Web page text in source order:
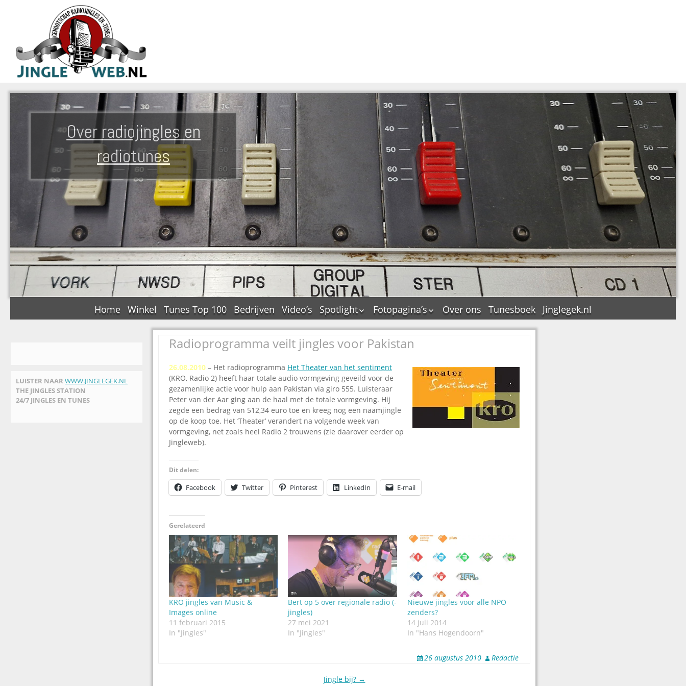
Over radiojingles en
radiotunes
Home Winkel Tunes Top 100 Bedrijven Video’s
Spotlight
De Tourflitsjingle –
wie zijn de makers?
Jingledemo’s en hun
Dallas jingle city
De Tourtune
Ferry Maat 65
Ferry Maat interview
Jingle Awards
Stoomfluit Klaas
Vaak
Fotopagina’s
JAM in pictures
PAMS in pictures
Pepper & Tanner in
pictures
Top Format in
pictures
Dik Voormekaar in
foto’s
Over ons Tunesboek Jinglegek.nl
LUISTER NAAR WWW.JINGLEGEK.NL
THE JINGLES STATION
24/7 JINGLES EN TUNES
Radioprogramma veilt jingles voor Pakistan
26.08.2010 – Het radioprogramma Het Theater van het sentiment
(KRO, Radio 2) heeft haar totale audio vormgeving geveild voor de
gezamenlijke actie voor hulp aan Pakistan via giro 555. Luisteraar
Peter van der Aar ging aan de haal met de totale vormgeving. Hij
zegde een bedrag van 512,34 euro toe en kreeg nog een naamjingle
op de koop toe. Het ‘Theater’ verandert na volgende week van
vormgeving, net zoals heel Radio 2 trouwens (zie daarover eerder op
Jingleweb).
Dit delen:
Facebook Twitter Pinterest LinkedIn E-mail
Gerelateerd
KRO jingles van Music &
Images online
11 februari 2015
In "Jingles"
Bert op 5 over regionale radio (-
jingles)
27 mei 2021
In "Jingles"
Nieuwe jingles voor alle NPO
zenders?
14 juli 2014
In "Hans Hogendoorn"
26 augustus 2010 Redactie
Jingle bij? →